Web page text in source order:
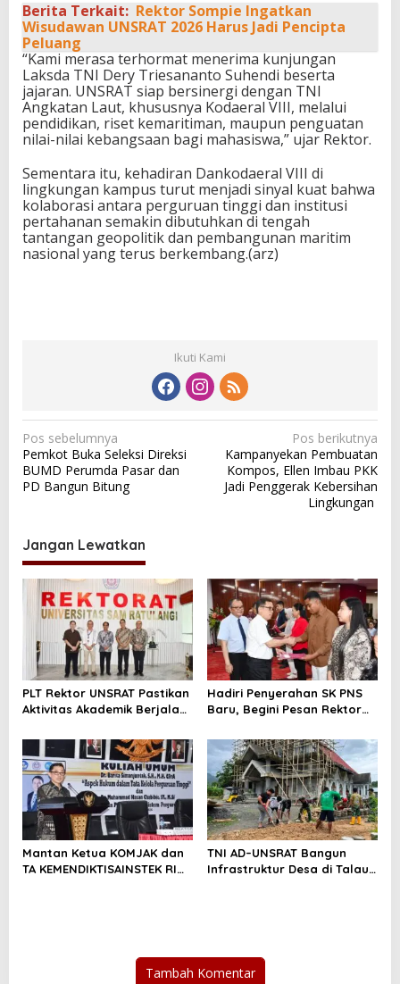
Berita Terkait: Rektor Sompie Ingatkan
Wisudawan UNSRAT 2026 Harus Jadi Pencipta
Peluang
“Kami merasa terhormat menerima kunjungan
Laksda TNI Dery Triesananto Suhendi beserta
jajaran. UNSRAT siap bersinergi dengan TNI
Angkatan Laut, khususnya Kodaeral VIII, melalui
pendidikan, riset kemaritiman, maupun penguatan
nilai-nilai kebangsaan bagi mahasiswa,” ujar Rektor.
Sementara itu, kehadiran Dankodaeral VIII di
lingkungan kampus turut menjadi sinyal kuat bahwa
kolaborasi antara perguruan tinggi dan institusi
pertahanan semakin dibutuhkan di tengah
tantangan geopolitik dan pembangunan maritim
nasional yang terus berkembang.(arz)
Ikuti Kami
N
a
v
g
a
s
i
p
o
s
Pos sebelumnya
Pemkot Buka Seleksi Direksi
BUMD Perumda Pasar dan
PD Bangun Bitung
Pos berikutnya
Kampanyekan Pembuatan
Kompos, Ellen Imbau PKK
Jadi Penggerak Kebersihan
Lingkungan
Jangan Lewatkan
PLT Rektor UNSRAT Pastikan
Aktivitas Akademik Berjalan
Hadiri Penyerahan SK PNS
Baru, Begini Pesan Rektor
Mantan Ketua KOMJAK dan
TA KEMENDIKTISAINSTEK RI
TNI AD–UNSRAT Bangun
Infrastruktur Desa di Talaud
Tambah Komentar